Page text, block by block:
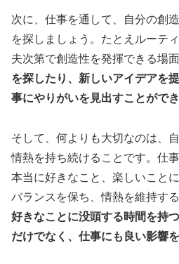
次に、仕事を通して、自分の創
を探しましょう。たとえルーテ
夫次第で創造性を発揮できる場面
を探したり、新しいアイデアを
事にやりがいを見出すことができ
そして、何よりも大切なのは、
情熱を持ち続けることです。仕
本当に好きなこと、楽しいこと
バランスを保ち、情熱を維持す
好きなことに没頭する時間を持
だけでなく、仕事にも良い影響を